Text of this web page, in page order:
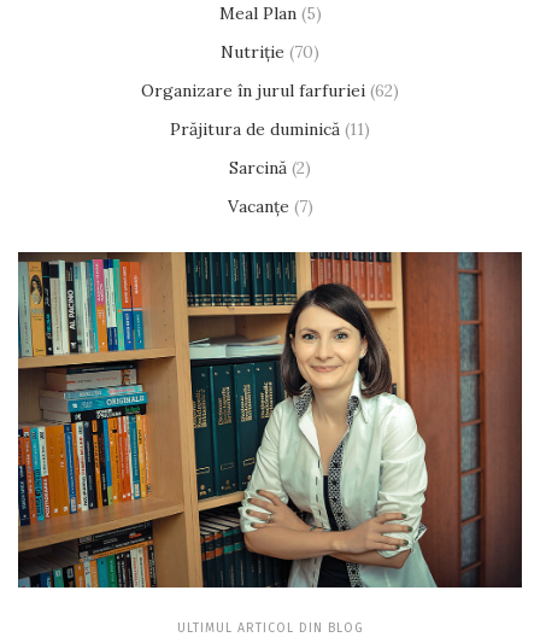
Meal Plan(5)
Nutriție (70)
Organizare în jurul farfuriei (62)
Prăjitura de duminică (11)
Sarcină (2)
Vacanțe (7)
ULTIMUL ARTICOL DIN BLOG